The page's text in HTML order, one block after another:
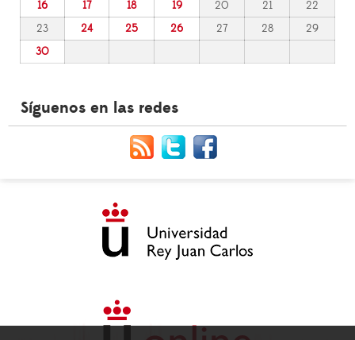
16
17 18 19 20 21
22
23
24 25 26 27 28
29
30
Síguenos en las redes